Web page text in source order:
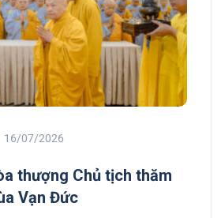
16/07/2026
thượng Chủ tịch thăm
Vạn Đức